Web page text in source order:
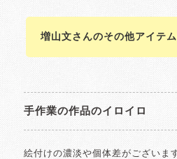
増山文さんのその他アイテ
手作業の作品のイロイロ
絵付けの濃淡や個体差がございま